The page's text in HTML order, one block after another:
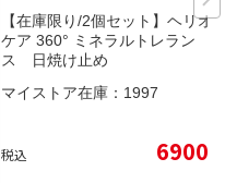
【在庫限り/2個セット】ヘリオ
ケア 360° ミネラルトレラン
ス 日焼け止め
マイストア在庫： 1997
税込 6900